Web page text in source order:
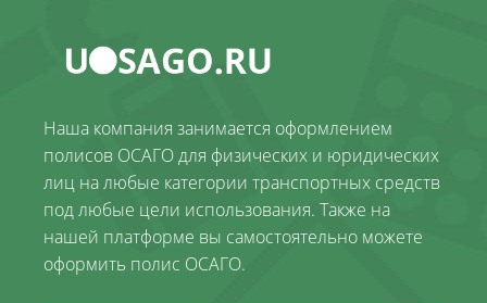
Наша компания занимается оформлением
полисов ОСАГО для физических и юридических
лиц на любые категории транспортных средств
под любые цели использования. Также на
нашей платформе вы самостоятельно можете
оформить полис ОСАГО.